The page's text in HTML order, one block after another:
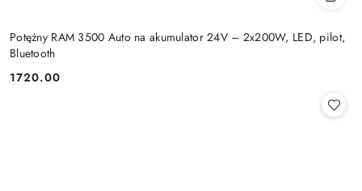
Potężny RAM 3500 Auto na akumulator 24V – 2x200W, LED, pilot,
Bluetooth
Cena:
1720.00